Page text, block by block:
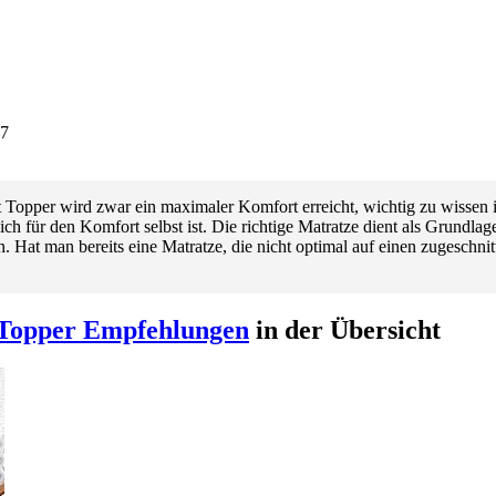
wird zwar ein maximaler Komfort erreicht, wichtig zu wissen
für den Komfort selbst ist. Die richtige Matratze dient als
Hat man bereits eine Matratze, die nicht optimal auf einen
Empfehlungen in der Übersicht